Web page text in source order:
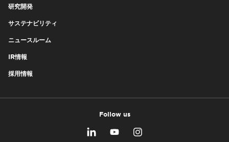
研究開発
サステナビリティ
ニュースルーム
IR情報
採用情報
Follow us